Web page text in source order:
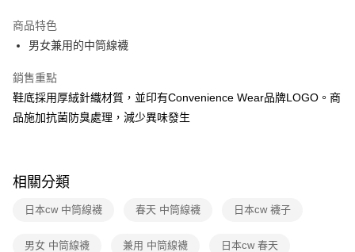
常溫-付款後全家取貨
免運費
商品特色
男女兼用的中筒線襪
銷售重點
鞋底採用厚絨針織材質，並印有Convenience Wear品牌LOGO。商
品施加抗菌防臭處理，減少異味發生
相關分類
日本cw 中筒線襪 春天 中筒線襪 日本cw 襪子
男女 中筒線襪 兼用 中筒線襪 日本cw 春天